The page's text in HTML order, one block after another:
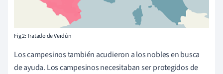
Fig 2: Tratado de Verdún
Los campesinos también acudieron a los nobles en busca
de ayuda. Los campesinos necesitaban ser protegidos de